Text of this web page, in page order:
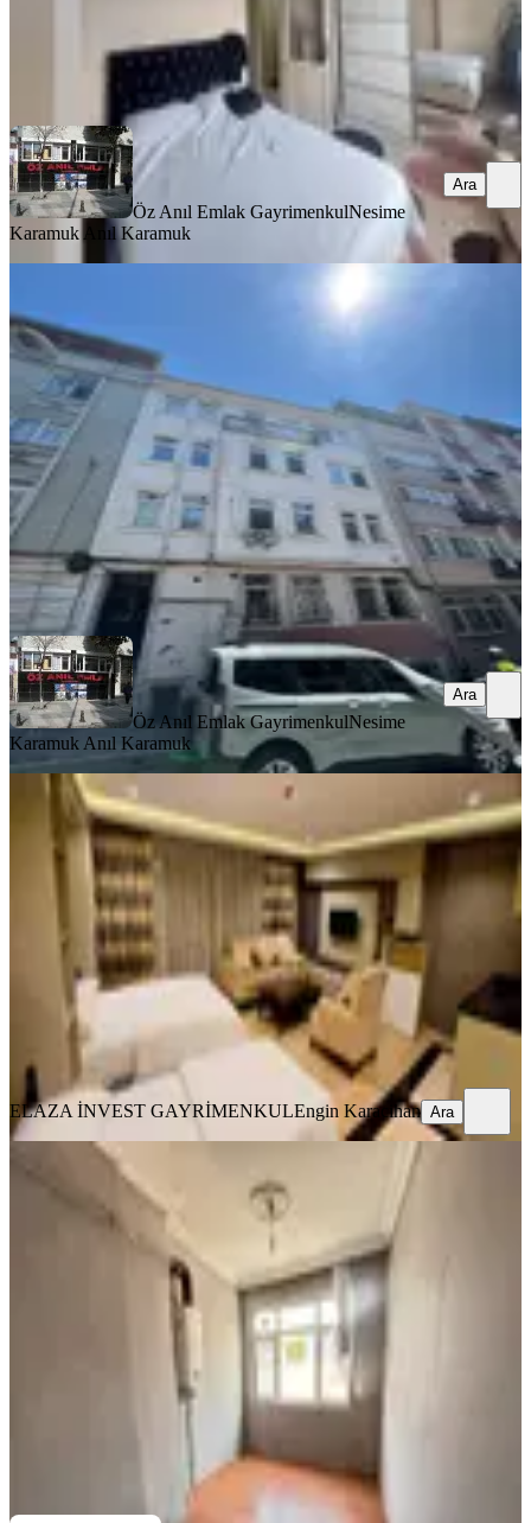
Öz Anıl Emlak Gayrimenkul Nesime Karamuk Anıl Karamuk
Öz Anıl Emlak GayrimenkulNesime
Karamuk Anıl Karamuk
Ara
Fatih Kocamustafapaşa 19 Yıllık
Binadan Eşyalı Daire
Fatih, Koca Mustafapaşa Mahallesi
1+1· 65 m²·3. Kat·03.08.2026
35.000 ₺
Öz Anıl Emlak GayrimenkulNesime Karamuk Anıl Karamuk
Öz Anıl Emlak GayrimenkulNesime
Karamuk Anıl Karamuk
Ara
MANZARALI
Beyazıt Ve Sultanahmete Yürüme
Mesafesinde Kiralık Stüdyo Daire
Fatih, Kemalpaşa Mahallesi
Stüdyo
·3. Kat ·02.08.2026
39.000 ₺
ELAZA İNVEST GAYRİMENKULEngin Karacihan
Ara
ELAZA İNVEST GAYRİMENKULEngin Karacihan Ara
MANZARALI
Tarihi Yarımada'da Deniz Manzaralı,
Aydınlık Ve Ferah 2+1 Daire
Fatih, Koca Mustafapaşa Mahallesi
·90 m²·5. Kat·31.07.2026
35.000 ₺
Seyithan Şeyhanlioglu